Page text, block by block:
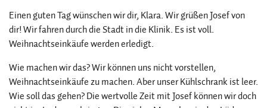
Einen guten Tag wünschen wir dir, Klara. Wir grüßen Josef von
dir! Wir fahren durch die Stadt in die Klinik. Es ist voll.
Weihnachtseinkäufe werden erledigt.
Wie machen wir das? Wir können uns nicht vorstellen,
Weihnachtseinkäufe zu machen. Aber unser Kühlschrank ist leer.
Wie soll das gehen? Die wertvolle Zeit mit Josef können wir doch